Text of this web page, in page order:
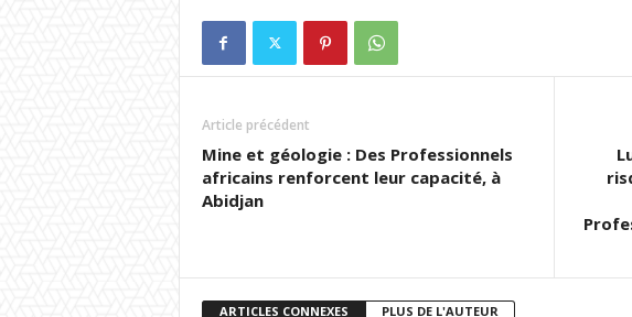
Article précédent
Mine et géologie : Des Professionnels
africains renforcent leur capacité, à
Abidjan
ARTICLES CONNEXES PLUS DE L'AUTEUR